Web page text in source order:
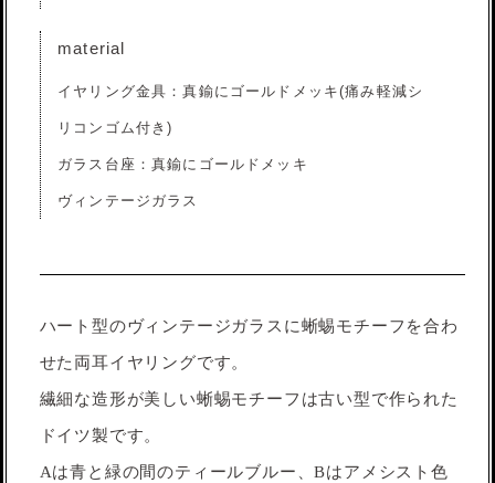
material
イヤリング金具：真鍮にゴールドメッキ(痛み軽減シ
リコンゴム付き)
ガラス台座：真鍮にゴールドメッキ
ヴィンテージガラス
ハート型のヴィンテージガラスに蜥蜴モチーフを合わ
せた両耳イヤリングです。
繊細な造形が美しい蜥蜴モチーフは古い型で作られた
ドイツ製です。
Aは青と緑の間のティールブルー、Bはアメシスト色